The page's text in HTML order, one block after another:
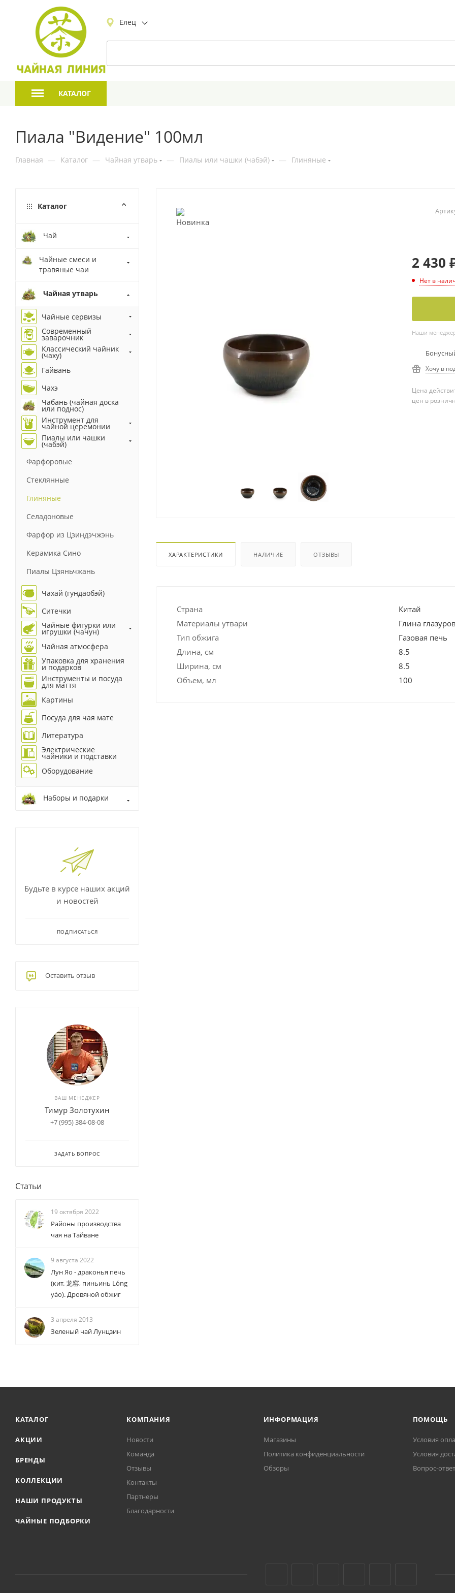
Елец
КАТАЛОГ
Пиала "Видение" 100мл
Главная — Каталог — Чайная утварь — Пиалы или чашки (чабэй) — Глиняные
2 430
Нет в
Наши
Хочу в
Цена
цен в
ХАРАКТЕРИСТИКИ НАЛИЧИЕ ОТЗЫВЫ
Страна
Китай
Материалы утвари
Глина
Тип обжига
Газовая печь
Длина, см
8.5
Ширина, см
8.5
Объем, мл
100
Каталог
Чай
Чайные смеси и
травяные чаи
Чайная утварь
Чайные сервизы
Современный
заварочник
Классический чайник
(чаху)
Гайвань
Чахэ
Чабань (чайная доска
или поднос)
Инструмент для
чайной церемонии
Пиалы или чашки
(чабэй)
Фарфоровые
Стеклянные
Глиняные
Селадоновые
Фарфор из Цзиндэчжэнь
Керамика Сино
Пиалы Цзяньчжань
Чахай (гундаобэй)
Ситечки
Чайные фигурки или
игрушки (чачун)
Чайная атмосфера
Упаковка для хранения
и подарков
Инструменты и посуда
для маття
Картины
Посуда для чая мате
Литература
Электрические
чайники и подставки
Оборудование
Наборы и подарки
Будьте в курсе наших акций
и новостей
ПОДПИСАТЬСЯ
Оставить отзыв
ВАШ МЕНЕДЖЕР
Тимур Золотухин
+7 (995) 384-08-08
ЗАДАТЬ ВОПРОС
Статьи
19 октября 2022
Районы производства
чая на Тайване
9 августа 2022
Лун Яо - драконья печь
(кит. 龙窑, пиньинь Lóng
yáo). Дровяной обжиг
3 апреля 2013
Зеленый чай Лунцзин
КАТАЛОГ
АКЦИИ
БРЕНДЫ
КОЛЛЕКЦИИ
НАШИ ПРОДУКТЫ
ЧАЙНЫЕ ПОДБОРКИ
КОМПАНИЯ
Новости
Команда
Отзывы
Контакты
Партнеры
Благодарности
ИНФОРМАЦИЯ
Магазины
Политика конфиденциальности
Обзоры
ПОМОЩЬ
Условия
Условия
Вопрос-ответ